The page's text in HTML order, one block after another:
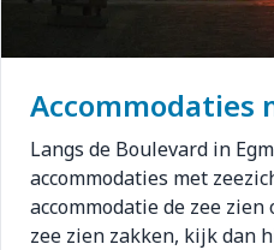
Accommodaties
Langs de Boulevard in
accommodaties met
accommodatie de zee
zee zien zakken, kijk dan